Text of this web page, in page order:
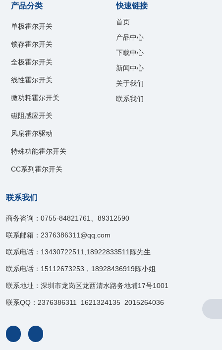
产品分类
单极霍尔开关
锁存霍尔开关
全极霍尔开关
线性霍尔开关
微功耗霍尔开关
磁阻感应开关
风扇霍尔驱动
特殊功能霍尔开关
CC系列霍尔开关
快速链接
首页
产品中心
下载中心
新闻中心
关于我们
联系我们
联系我们
商务咨询：0755-84821761、89312590
联系邮箱：2376386311@qq.com
联系电话：13430722511,18922833511陈先生
联系电话：15112673253，18928436919陈小姐
联系地址：深圳市龙岗区龙西清水路务地埔17号1001
联系QQ：2376386311 1621324135 2015264036